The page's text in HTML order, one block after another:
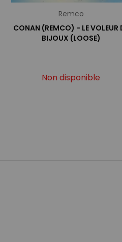
Remco
CONAN (REMCO) - LE VOLEUR
BIJOUX (LOOSE)
Non disponible